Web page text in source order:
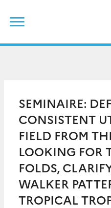
content
SEMINAIRE:
CONSISTENT
FIELD FROM
LOOKING FOR
FOLDS,
WALKER
TROPICAL